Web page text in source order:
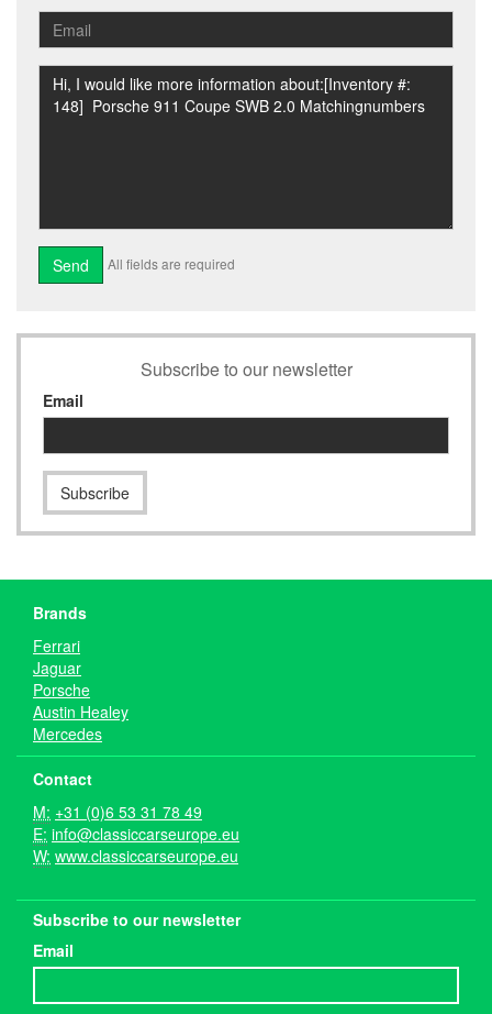
All fields are required
Subscribe to our newsletter
Email
Subscribe
Brands
Ferrari
Jaguar
Porsche
Austin Healey
Mercedes
Contact
M: +31 (0)6 53 31 78 49
E: info@classiccarseurope.eu
W: www.classiccarseurope.eu
Subscribe to our newsletter
Email